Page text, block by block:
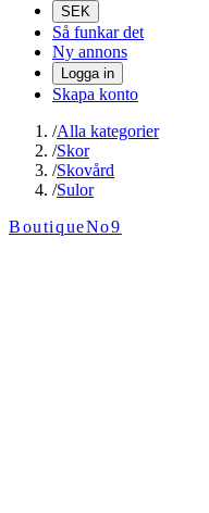
SEK
Så funkar det
Ny annons
Logga in
Skapa konto
/Alla kategorier
/Skor
/Skovård
/Sulor
BoutiqueNo9